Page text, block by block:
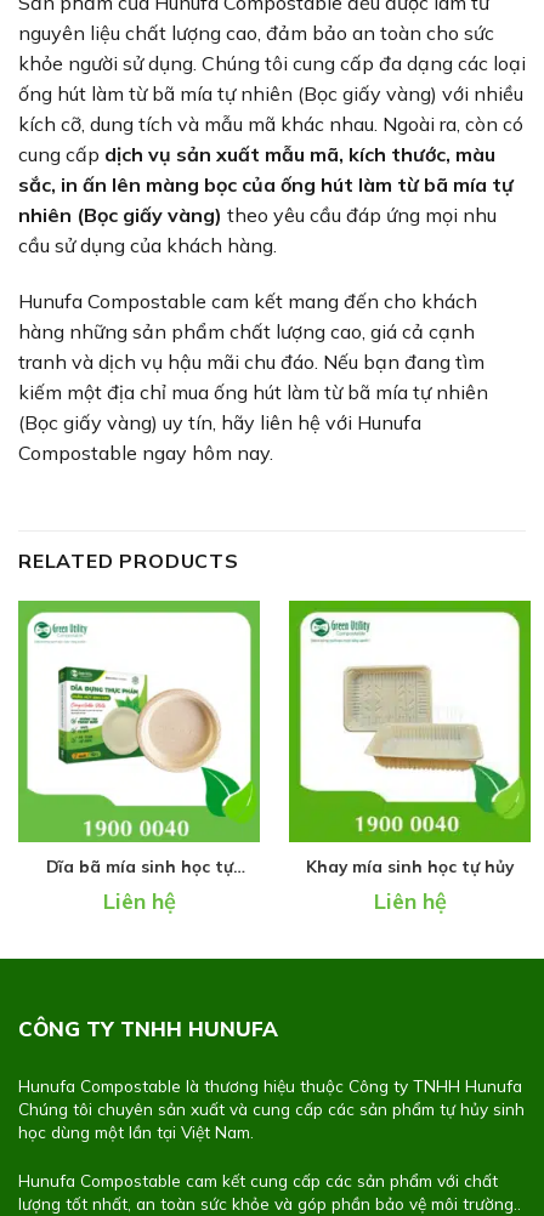
nguyên liệu chất lượng cao, đảm bảo an toàn cho sức
khỏe người sử dụng. Chúng tôi cung cấp đa dạng các loại
ống hút làm từ bã mía tự nhiên (Bọc giấy vàng) với nhiều
kích cỡ, dung tích và mẫu mã khác nhau. Ngoài ra, còn có
cung cấp dịch vụ sản xuất mẫu mã, kích thước, màu
sắc, in ấn lên màng bọc của ống hút làm từ bã mía tự
nhiên (Bọc giấy vàng) theo yêu cầu đáp ứng mọi nhu
cầu sử dụng của khách hàng.
Hunufa Compostable cam kết mang đến cho khách
hàng những sản phẩm chất lượng cao, giá cả cạnh
tranh và dịch vụ hậu mãi chu đáo. Nếu bạn đang tìm
kiếm một địa chỉ mua ống hút làm từ bã mía tự nhiên
(Bọc giấy vàng) uy tín, hãy liên hệ với Hunufa
Compostable ngay hôm nay.
RELATED PRODUCTS
Dĩa bã mía sinh học tự
Liên hệ
Khay mía sinh học tự hủy
Liên hệ
CÔNG TY TNHH HUNUFA
Hunufa Compostable là thương hiệu thuộc Công ty TNHH Hunufa
Chúng tôi chuyên sản xuất và cung cấp các sản phẩm tự hủy sinh
học dùng một lần tại Việt Nam.
Hunufa Compostable cam kết cung cấp các sản phẩm với chất
lượng tốt nhất, an toàn sức khỏe và góp phần bảo vệ môi trường..